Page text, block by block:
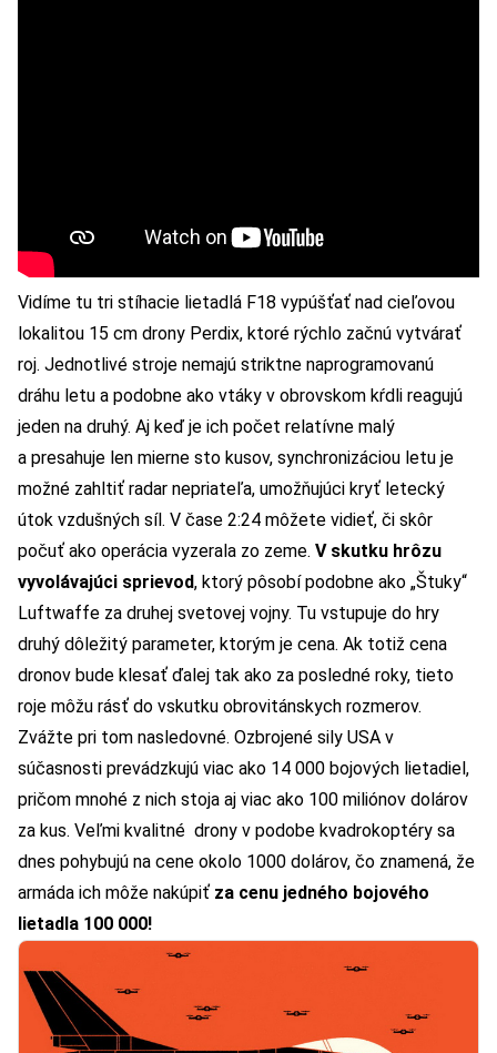
Vidíme tu tri stíhacie lietadlá F18 vypúšťať nad cieľovou
lokalitou 15 cm drony Perdix, ktoré rýchlo začnú vytvárať
roj. Jednotlivé stroje nemajú striktne naprogramovanú
dráhu letu a podobne ako vtáky v obrovskom kŕdli reagujú
jeden na druhý. Aj keď je ich počet relatívne malý
a presahuje len mierne sto kusov, synchronizáciou letu je
možné zahltiť radar nepriateľa, umožňujúci kryť letecký
útok vzdušných síl. V čase 2:24 môžete vidieť, či skôr
počuť ako operácia vyzerala zo zeme. V skutku hrôzu
vyvolávajúci sprievod, ktorý pôsobí podobne ako „Štuky“
Luftwaffe za druhej svetovej vojny. Tu vstupuje do hry
druhý dôležitý parameter, ktorým je cena. Ak totiž cena
dronov bude klesať ďalej tak ako za posledné roky, tieto
roje môžu rásť do vskutku obrovitánskych rozmerov.
Zvážte pri tom nasledovné. Ozbrojené sily USA v
súčasnosti prevádzkujú viac ako 14 000 bojových lietadiel,
pričom mnohé z nich stoja aj viac ako 100 miliónov dolárov
za kus. Veľmi kvalitné drony v podobe kvadrokoptéry sa
dnes pohybujú na cene okolo 1000 dolárov, čo znamená, že
armáda ich môže nakúpiť za cenu jedného bojového
lietadla 100 000!